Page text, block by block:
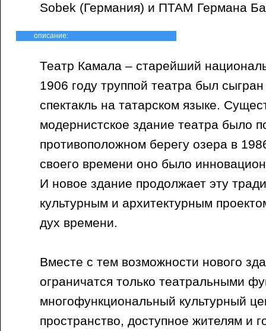
Sobek (Германия) и ПТАМ Германа
описание:
Театр Камала – старейший
1906 году труппой театра был
спектакль на татарском языке.
модернистское здание театра было
противоположном берегу озера в
своего времени оно было
И новое здание продолжает эту
культурным и архитектурным
дух времени.
Вместе с тем возможности нового
ограничатся только театральными
многофункциональный культурный
пространство, доступное жителям и